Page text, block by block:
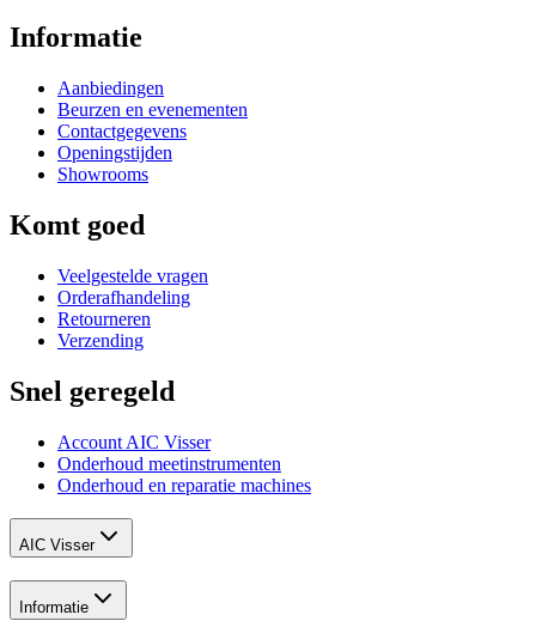
Informatie
Aanbiedingen
Beurzen en evenementen
Contactgegevens
Openingstijden
Showrooms
Komt goed
Veelgestelde vragen
Orderafhandeling
Retourneren
Verzending
Snel geregeld
Account AIC Visser
Onderhoud meetinstrumenten
Onderhoud en reparatie machines
AIC Visser
Informatie